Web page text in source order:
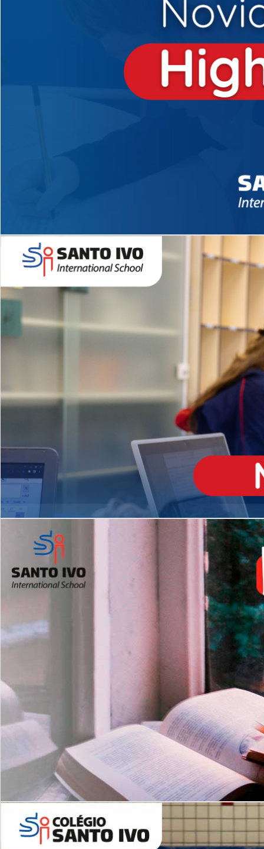
Novidades 2026 High School
Matrículas Abertas 2026
Leituras Literárias
EDUCAÇÃO INFANTIL
Inglês todos os dias
MÉDIO
igh School
Dupla Diplomação
2º AO 5º ANO FUNDAMENTAL
es
Com imersão Bilingue - Anos
Finais
6º AO 9º ANO FUNDAMENTAL
Inglês: Turmas Reduzidas
(Proficiência)